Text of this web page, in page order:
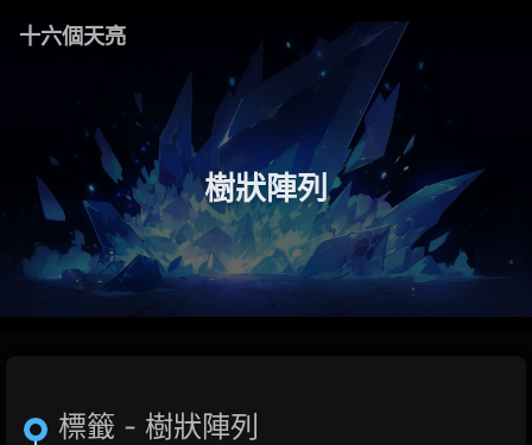
十六個天亮
樹狀陣列
標籤 - 樹狀陣列